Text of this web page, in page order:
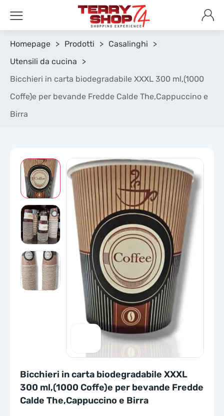
Homepage > Prodotti > Casalinghi
>
Utensili da cucina
>
Bicchieri in carta biodegradabile XXXL 300 ml,(1000
Coffe)e per bevande Fredde Calde The,Cappuccino e
Birra
Bicchieri in carta biodegradabile XXXL
300 ml,(1000 Coffe)e per bevande Fredde
Calde The,Cappuccino e Birra